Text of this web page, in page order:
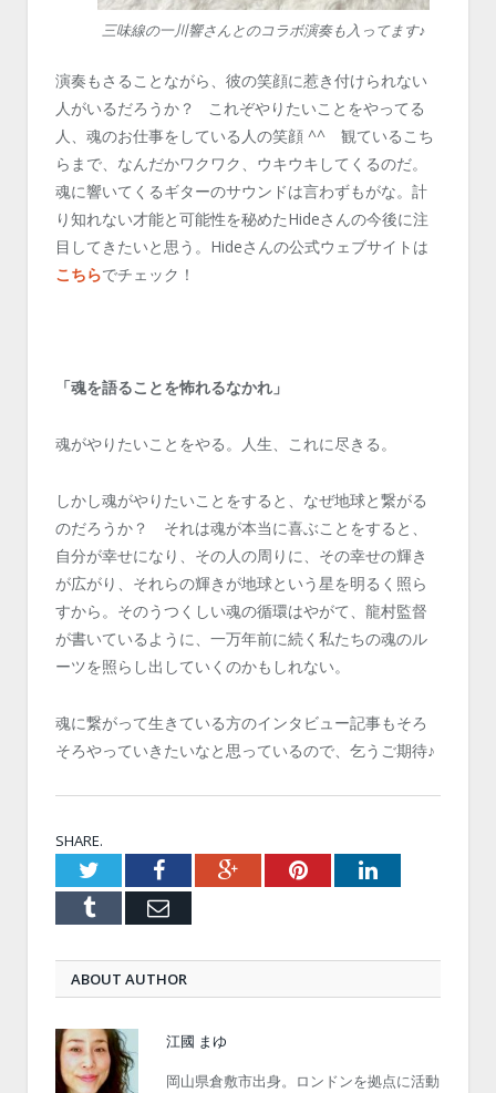
三味線の一川響さんとのコラボ演奏も入ってます♪
演奏もさることながら、彼の笑顔に惹き付けられない
人がいるだろうか？ これぞやりたいことをやってる
人、魂のお仕事をしている人の笑顔 ^^ 観ているこち
らまで、なんだかワクワク、ウキウキしてくるのだ。
魂に響いてくるギターのサウンドは言わずもがな。計
り知れない才能と可能性を秘めたHideさんの今後に注
目してきたいと思う。Hideさんの公式ウェブサイトは
こちらでチェック！
「魂を語ることを怖れるなかれ」
魂がやりたいことをやる。人生、これに尽きる。
しかし魂がやりたいことをすると、なぜ地球と繋がる
のだろうか？ それは魂が本当に喜ぶことをすると、
自分が幸せになり、その人の周りに、その幸せの輝き
が広がり、それらの輝きが地球という星を明るく照ら
すから。そのうつくしい魂の循環はやがて、龍村監督
が書いているように、一万年前に続く私たちの魂のル
ーツを照らし出していくのかもしれない。
魂に繋がって生きている方のインタビュー記事もそろ
そろやっていきたいなと思っているので、乞うご期待♪
SHARE.
TwitterFacebookGoogle+PinterestLinkedIn
Tumblr Email
ABOUT AUTHOR
江國 まゆ
岡山県倉敷市出身。ロンドンを拠点に活動